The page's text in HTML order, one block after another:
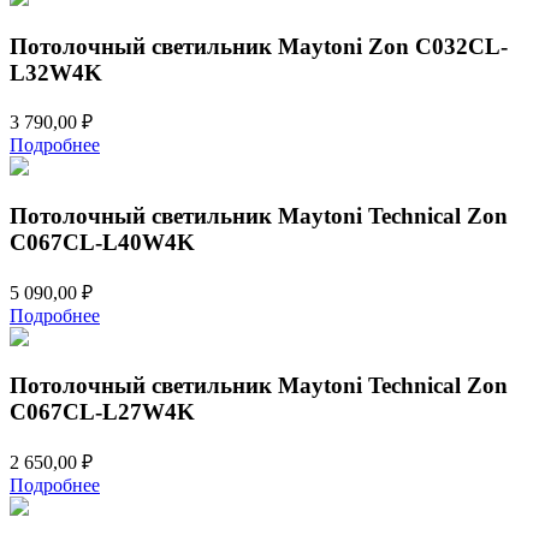
Потолочный светильник Maytoni Zon C032CL-
L32W4K
3 790,00 ₽
Подробнее
Потолочный светильник Maytoni Technical Zon
C067CL-L40W4K
5 090,00 ₽
Подробнее
Потолочный светильник Maytoni Technical Zon
C067CL-L27W4K
2 650,00 ₽
Подробнее